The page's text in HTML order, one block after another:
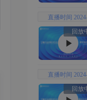
直播时间
回放
直播时间
回放